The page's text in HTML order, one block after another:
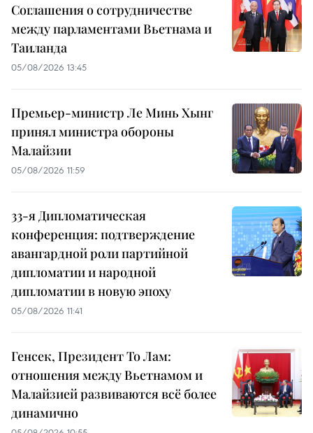
Соглашения о сотрудничестве
между парламентами Вьетнама и
Таиланда
05/08/2026 13:45
Премьер-министр Ле Минь Хынг
принял министра обороны
Малайзии
05/08/2026 11:59
33-я Дипломатическая
конференция: подтверждение
авангардной роли партийной
дипломатии и народной
дипломатии в новую эпоху
05/08/2026 11:41
Генсек, Президент То Лам:
отношения между Вьетнамом и
Малайзией развиваются всё более
динамично